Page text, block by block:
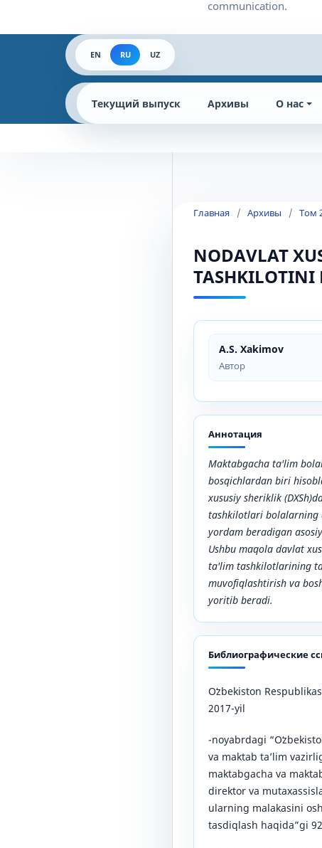
EN RU UZ
Текущий выпуск Архивы О нас
Главная / Архивы / Том
NODAVLAT
TASHKILOTINI
A.S. Xakimov
Автор
Аннотация
Maktabgacha ta'lim
bosqichlardan biri
xususiy sheriklik
tashkilotlari bolalarning
yordam beradigan
Ushbu maqola davlat
ta'lim tashkilotlarining
muvofiqlashtirish va
yoritib beradi.
Библиографические
Oʻzbekiston
2017-yil
-noyabrdagi
va maktab taʼlim
maktabgacha va
direktor va
ularning malakasini
tasdiqlash haqida”gi